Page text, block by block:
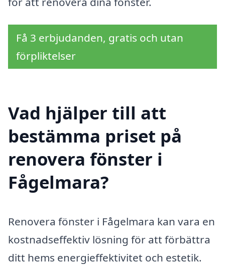
Få 3 erbjudanden, gratis och utan
förpliktelser
Vad hjälper till att
bestämma priset på
renovera fönster i
Fågelmara?
Renovera fönster i Fågelmara kan vara en
kostnadseffektiv lösning för att förbättra
ditt hems energieffektivitet och estetik.